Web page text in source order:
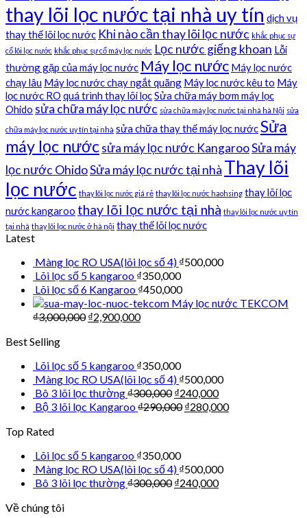
thay lõi lọc nước tại nhà uy tín dịch vụ
thay thế lõi lọc nước Khi nào cần thay lõi lọc nước khắc phục sự
cố lõi lọc nước khắc phục sự cố máy lọc nước Lọc nước giếng khoan Lỗi
thường gặp của máy lọc nước Máy lọc nước Máy lọc nước
chạy lâu Máy lọc nước chạy ngắt quãng Máy lọc nước kêu to Máy
lọc nước RO quá trình thay lõi lọcSửa chữa máy bơm máy lọc
Ohido sửa chữa máy lọc nước sửa chữa máy lọc nước tại nhà hà Nội sửa
chữa máy lọc nước uy tín tại nhà sửa chữa thay thế máy lọc nướcSửa
máy lọc nướcsửa máy lọc nước KangarooSửa máy
lọc nước OhidoSửa máy lọc nước tại nhà Thay lõi
lọc nước thay lõi lọc nước giá rẻ thay lõi lọc nước haohsing thay lõi lọc
nước kangaroo thay lõi lọc nước tại nhà thay lõi lọc nước uy tín
tại nhà thay lõi lọc nước ở hà nội thay thế lõi lọc nước
Latest
Màng lọc RO USA(lõi lọc số 4) ₫500,000
Lõi lọc số 5 kangaroo ₫350,000
Lõi lọc số 6 Kangaroo ₫450,000
Máy lọc nước TEKCOM
₫3,000,000 ₫2,900,000
Best Selling
Lõi lọc số 5 kangaroo ₫350,000
Màng lọc RO USA(lõi lọc số 4) ₫500,000
Bô 3 lõi lọc thường₫300,000 ₫240,000
Bộ 3 lõi lọc Kangaroo₫290,000 ₫280,000
Top Rated
Lõi lọc số 5 kangaroo ₫350,000
Màng lọc RO USA(lõi lọc số 4) ₫500,000
Bô 3 lõi lọc thường₫300,000 ₫240,000
Về chúng tôi